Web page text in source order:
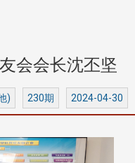
会会长沈丕坚
) 230期 2024-04-30